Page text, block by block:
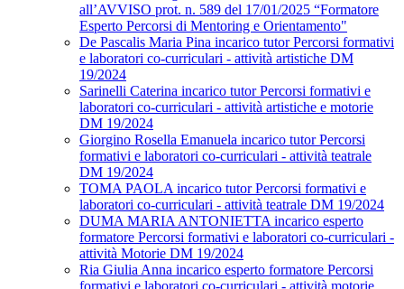
all’AVVISO prot. n. 589 del 17/01/2025 “Formatore
Esperto Percorsi di Mentoring e Orientamento"
De Pascalis Maria Pina incarico tutor Percorsi formativi
e laboratori co-curriculari - attività artistiche DM
19/2024
Sarinelli Caterina incarico tutor Percorsi formativi e
laboratori co-curriculari - attività artistiche e motorie
DM 19/2024
Giorgino Rosella Emanuela incarico tutor Percorsi
formativi e laboratori co-curriculari - attività teatrale
DM 19/2024
TOMA PAOLA incarico tutor Percorsi formativi e
laboratori co-curriculari - attività teatrale DM 19/2024
DUMA MARIA ANTONIETTA incarico esperto
formatore Percorsi formativi e laboratori co-curriculari -
attività Motorie DM 19/2024
Ria Giulia Anna incarico esperto formatore Percorsi